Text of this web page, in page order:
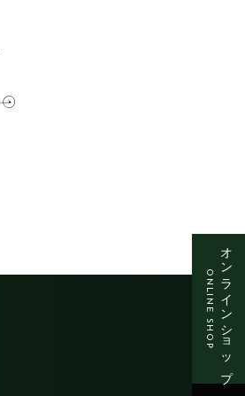
オンラインショップ
ONLINE SHOP